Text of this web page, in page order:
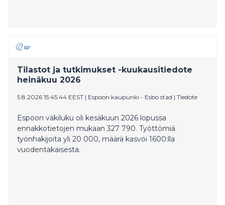
Tilastot ja tutkimukset -kuukausitiedote
heinäkuu 2026
5.8.2026 15:45:44 EEST | Espoon kaupunki - Esbo stad | Tiedote
Espoon väkiluku oli kesäkuun 2026 lopussa
ennakkotietojen mukaan 327 790. Työttömiä
työnhakijoita yli 20 000, määrä kasvoi 1600:lla
vuodentakaisesta.